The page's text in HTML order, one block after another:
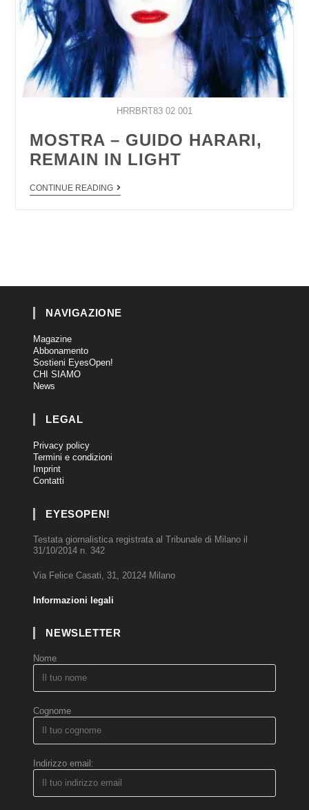
HRRBRT83 02 001
MOSTRA – GUIDO HARARI,
REMAIN IN LIGHT
CONTINUE READING
NAVIGAZIONE
Magazine
Abbonamento
Sostieni EyesOpen!
CHI SIAMO
News
LEGAL
Privacy policy
Termini e condizioni
Imprint
Contatti
EYESOPEN!
Testata giornalistica registrata al Tribunale di Milano il
31/10/2014 n. 342
Via Felice Casati, 31, 20124 Milano
Informazioni legali
NEWSLETTER
Nome
Cognome
Indirizzo email: